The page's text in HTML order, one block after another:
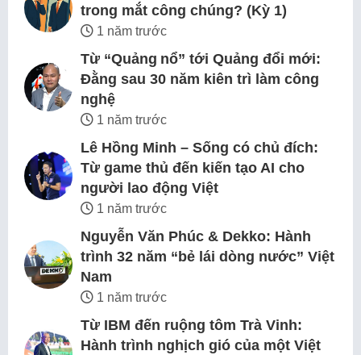
trong mắt công chúng? (Kỳ 1)
1 năm trước
Từ “Quảng nổ” tới Quảng đổi mới:
Đằng sau 30 năm kiên trì làm công
nghệ
1 năm trước
Lê Hồng Minh – Sống có chủ đích:
Từ game thủ đến kiến tạo AI cho
người lao động Việt
1 năm trước
Nguyễn Văn Phúc & Dekko: Hành
trình 32 năm “bẻ lái dòng nước” Việt
Nam
1 năm trước
Từ IBM đến ruộng tôm Trà Vinh:
Hành trình nghịch gió của một Việt